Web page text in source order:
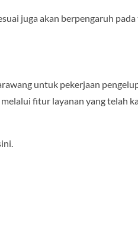
juga akan berpengaruh
untuk pekerjaan
fitur layanan yang telah